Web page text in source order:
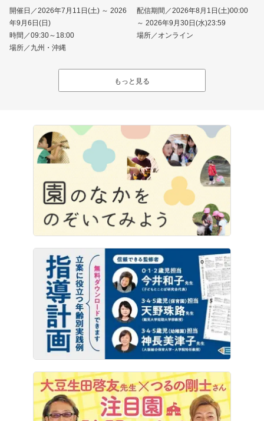
開催日／2026年7月11日(土) ～ 2026
年9月6日(日)
時間／09:30～18:00
場所／九州・沖縄
配信期間／2026年8月1日(土)00:00
～ 2026年9月30日(水)23:59
場所／オンライン
もっと見る